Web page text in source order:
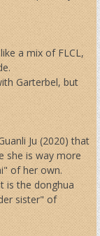
a mix of FLCL,
Garterbel, but
Ju (2020) that
she is way more
of her own.
is the donghua
sister" of